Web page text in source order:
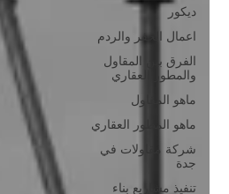
ديكور
اعمال الحفر والردم
الفرق بين المقاول
والمطور العقاري
ماهو المقاول
ماهو المطور العقاري
شركة مقاولات في
جدة
تنفيذ مشاريع بناء